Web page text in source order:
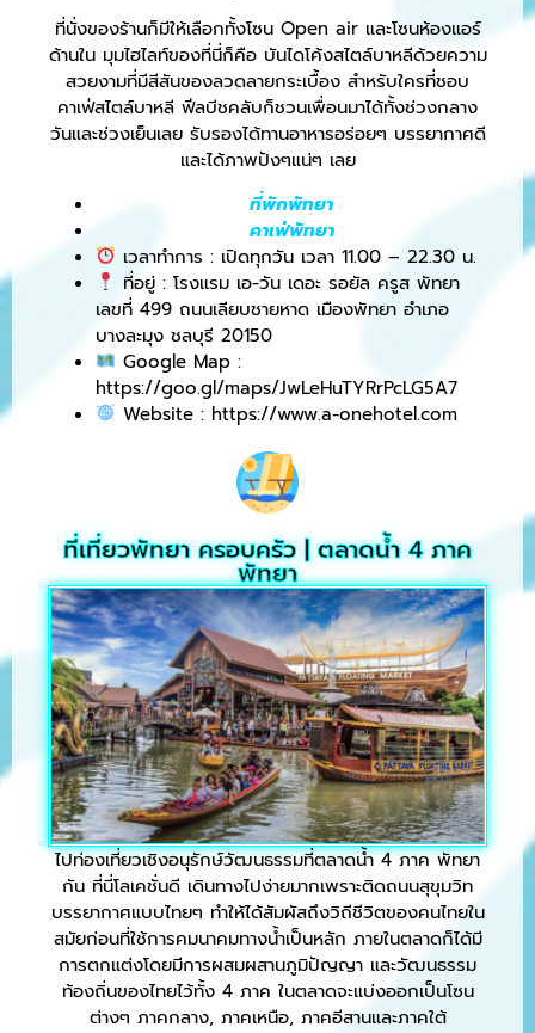
ที่นั่งของร้านก็มีให้เลือกทั้งโซน Open air และโซนห้องแอร์
ด้านใน มุมไฮไลท์ของที่นี่ก็คือ บันไดโค้งสไตล์บาหลีด้วยความ
สวยงามที่มีสีสันของลวดลายกระเบื้อง สำหรับใครที่ชอบ
คาเฟ่สไตล์บาหลี ฟีลบีชคลับก็ชวนเพื่อนมาได้ทั้งช่วงกลาง
วันและช่วงเย็นเลย รับรองได้ทานอาหารอร่อยๆ บรรยากาศดี
และได้ภาพปังๆแน่ๆ เลย
ที่พักพัทยา
คาเฟ่พัทยา
เวลาทำการ : เปิดทุกวัน เวลา 11.00 – 22.30 น.
ที่อยู่ : โรงแรม เอ-วัน เดอะ รอยัล ครูส พัทยา
เลขที่ 499 ถนนเลียบชายหาด เมืองพัทยา อำเภอ
บางละมุง ชลบุรี 20150
Google Map :
https://goo.gl/maps/JwLeHuTYRrPcLG5A7
Website : https://www.a-onehotel.com
ที่เที่ยวพัทยา ครอบครัว | ตลาดน้ำ 4 ภาค
พัทยา
ไปท่องเที่ยวเชิงอนุรักษ์วัฒนธรรมที่ตลาดน้ำ 4 ภาค พัทยา
กัน ที่นี่โลเคชั่นดี เดินทางไปง่ายมากเพราะติดถนนสุขุมวิท
บรรยากาศแบบไทยๆ ทำให้ได้สัมผัสถึงวิถีชีวิตของคนไทยใน
สมัยก่อนที่ใช้การคมนาคมทางน้ำเป็นหลัก ภายในตลาดก็ได้มี
การตกแต่งโดยมีการผสมผสานภูมิปัญญา และวัฒนธรรม
ท้องถิ่นของไทยไว้ทั้ง 4 ภาค ในตลาดจะแบ่งออกเป็นโซน
ต่างๆ ภาคกลาง, ภาคเหนือ, ภาคอีสานและภาคใต้